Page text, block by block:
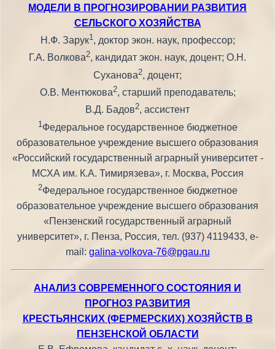
МОДЕЛИ В ПРОГНОЗИРОВАНИИ РАЗВИТИЯ
СЕЛЬСКОГО ХОЗЯЙСТВА
Н.Ф. Зарук1, доктор экон. наук, профессор;
Г.А. Волкова2, кандидат экон. наук, доцент; О.Н.
Суханова2, доцент;
О.В. Ментюкова2, старший преподаватель;
В.Д. Бадов2, ассистент
1Федеральное государственное бюджетное
образовательное учреждение высшего образования
«Российский государственный аграрный университет -
МСХА им. К.А. Тимирязева», г. Москва, Россия
2Федеральное государственное бюджетное
образовательное учреждение высшего образования
«Пензенский государственный аграрный
университет», г. Пенза, Россия, тел. (937) 4119433, e-
mail: galina-volkova-76@pgau.ru
АНАЛИЗ СОВРЕМЕННОГО СОСТОЯНИЯ И
ПРОГНОЗ РАЗВИТИЯ
КРЕСТЬЯНСКИХ (ФЕРМЕРСКИХ) ХОЗЯЙСТВ В
ПЕНЗЕНСКОЙ ОБЛАСТИ